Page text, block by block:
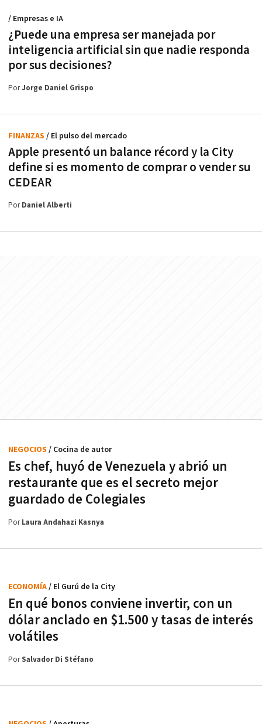
¿Puede una empresa ser manejada por
inteligencia artificial sin que nadie responda
por sus decisiones?
/ Empresas e IA
PorJorge Daniel Grispo
Apple presentó un balance récord y la City
define si es momento de comprar o vender su
CEDEAR
FINANZAS / El pulso del mercado
PorDaniel Alberti
Es chef, huyó de Venezuela y abrió un
restaurante que es el secreto mejor
guardado de Colegiales
NEGOCIOS / Cocina de autor
PorLaura Andahazi Kasnya
En qué bonos conviene invertir, con un
dólar anclado en $1.500 y tasas de interés
volátiles
ECONOMÍA/ El Gurú de la City
PorSalvador Di Stéfano